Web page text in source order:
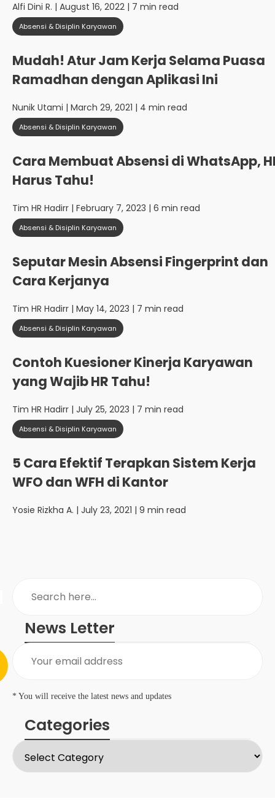
Alfi Dini R. | August 16, 2022 | 7 min read
Absensi & Disiplin Karyawan
Mudah! Atur Jam Kerja Selama Puasa
Ramadhan dengan Aplikasi Ini
Nunik Utami | March 29, 2021 | 4 min read
Absensi & Disiplin Karyawan
Cara Membuat Absensi di WhatsApp,
Harus Tahu!
Tim HR Hadirr | February 7, 2023 | 6 min read
Absensi & Disiplin Karyawan
Seputar Mesin Absensi Fingerprint dan
Cara Kerjanya
Tim HR Hadirr | May 14, 2023 | 7 min read
Absensi & Disiplin Karyawan
Contoh Kuesioner Kinerja Karyawan
yang Wajib HR Tahu!
Tim HR Hadirr | July 25, 2023 | 7 min read
Absensi & Disiplin Karyawan
5 Cara Efektif Terapkan Sistem Kerja
WFO dan WFH di Kantor
Yosie Rizkha A. | July 23, 2021 | 9 min read
News Letter
* You will receive the latest news and updates
Categories